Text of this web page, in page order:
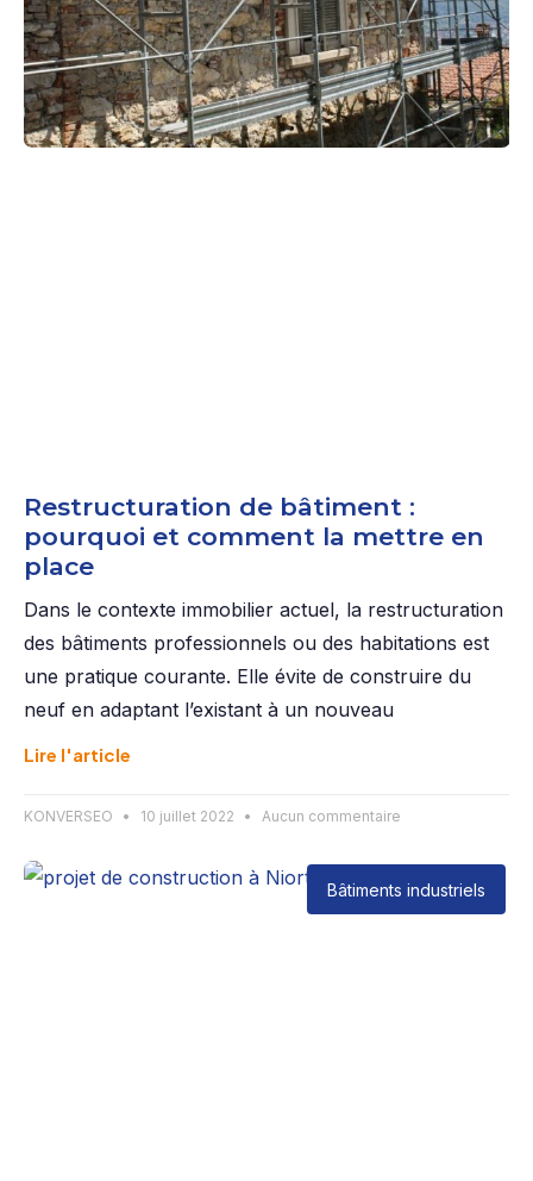
Restructuration de bâtiment :
pourquoi et comment la mettre en
place
Dans le contexte immobilier actuel, la restructuration
des bâtiments professionnels ou des habitations est
une pratique courante. Elle évite de construire du
neuf en adaptant l’existant à un nouveau
Lire l'article
KONVERSEO 10 juillet 2022 Aucun commentaire
Bâtiments industriels